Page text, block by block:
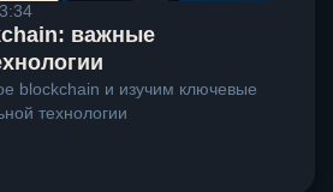
важные
blockchain и изучим ключевые
технологии